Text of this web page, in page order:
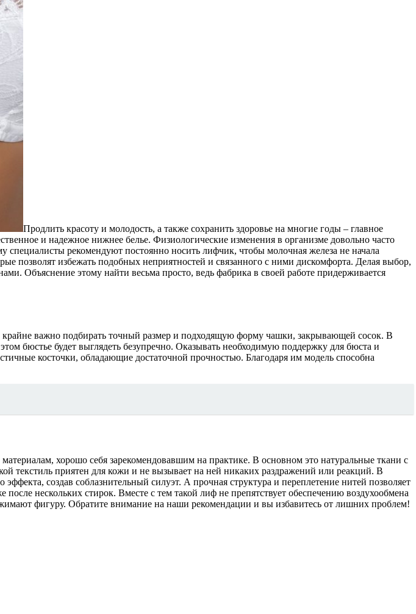
Продлить красоту и молодость, а также сохранить здоровье на многие годы – главное
и надежное нижнее белье. Физиологические изменения в организме довольно часто
специалисты рекомендуют постоянно носить лифчик, чтобы молочная железа не начала
позволят избежать подобных неприятностей и связанного с ними дискомфорта. Делая выбор,
Объяснение этому найти весьма просто, ведь фабрика в своей работе придерживается
важно подбирать точный размер и подходящую форму чашки, закрывающей сосок. В
бюстье будет выглядеть безупречно. Оказывать необходимую поддержку для бюста и
косточки, обладающие достаточной прочностью. Благодаря им модель способна
хорошо себя зарекомендовавшим на практике. В основном это натуральные ткани с
текстиль приятен для кожи и не вызывает на ней никаких раздражений или реакций. В
создав соблазнительный силуэт. А прочная структура и переплетение нитей позволяет
нескольких стирок. Вместе с тем такой лиф не препятствует обеспечению воздухообмена
фигуру. Обратите внимание на наши рекомендации и вы избавитесь от лишних проблем!